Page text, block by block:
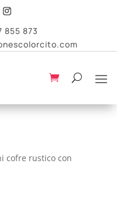
855 873
cofre rustico con